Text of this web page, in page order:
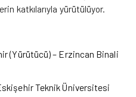
katkılarıyla yürütülüyor.
(Yürütücü) – Erzincan Binali
Teknik Üniversitesi